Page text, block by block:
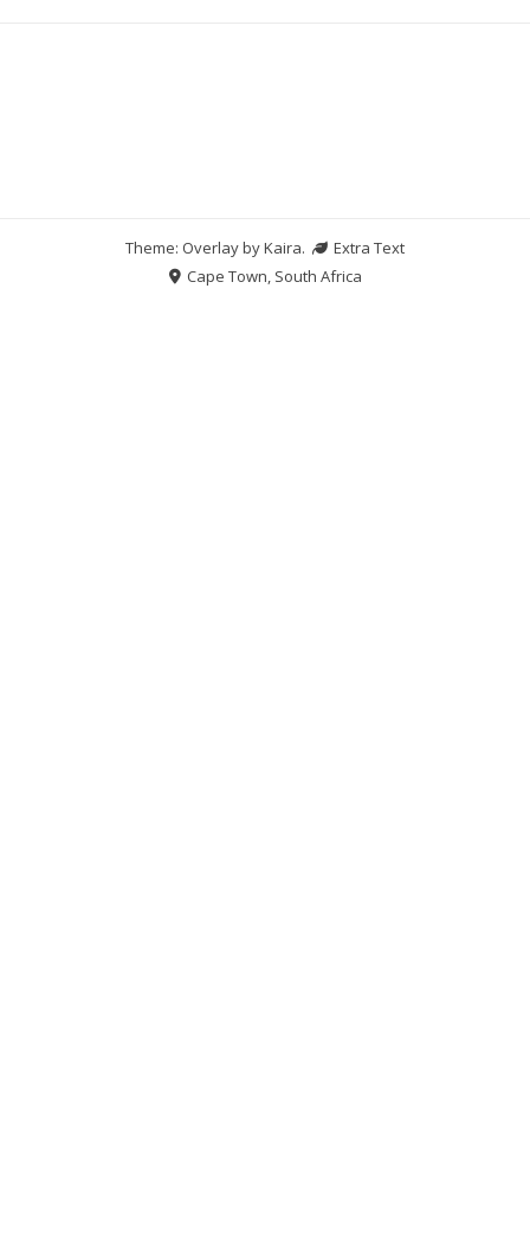
Theme: Overlay byKaira.
Extra Text
Cape Town, South Africa